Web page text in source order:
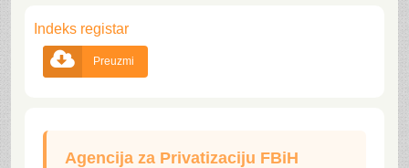
Indeks registar
 Preuzmi
Agencija za Privatizaciju FBiH